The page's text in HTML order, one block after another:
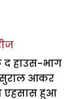
हाउस-भाग
आकर
एहसास हुआ